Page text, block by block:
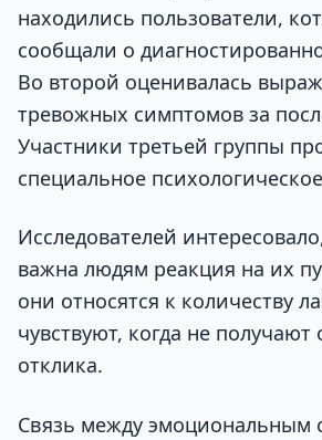
находились пользователи,
сообщали о
Во второй оценивалась
тревожных симптомов за
Участники третьей группы
специальное
Исследователей
важна людям реакция на их
они относятся к количеству
чувствуют, когда не
отклика.
Связь между эмоциональным